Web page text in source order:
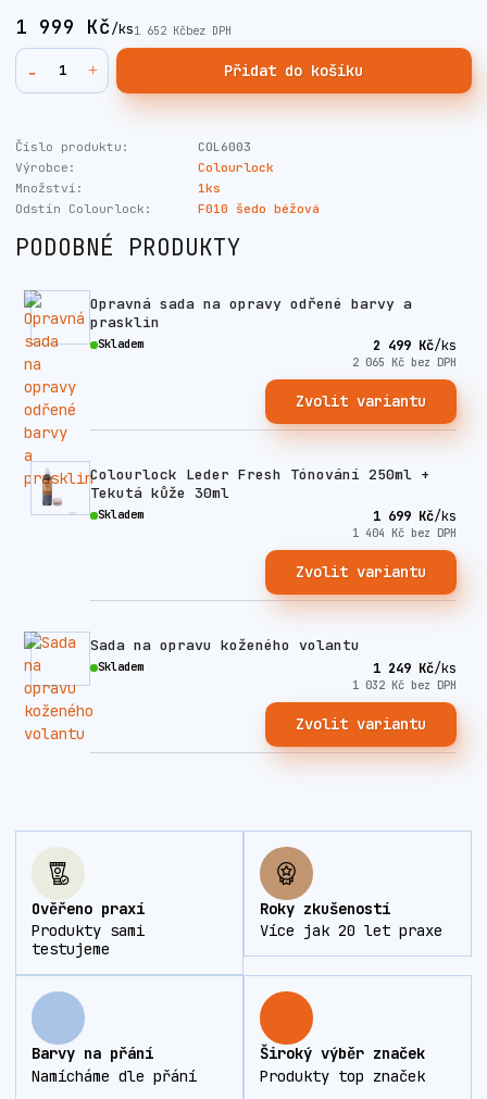
1 999 Kč/ks1 652 Kčbez DPH
Přidat do košíku
Číslo produktu:
COL6003
Výrobce:
Colourlock
Množství:
1ks
Odstín Colourlock:
F010 šedo béžová
PODOBNÉ PRODUKTY
Opravná sada na opravy odřené barvy a
prasklin
2 499 Kč/ks
2 065 Kč bez DPH
Skladem
Zvolit variantu
Colourlock Leder Fresh Tónování 250ml +
Tekutá kůže 30ml
1 699 Kč/ks
1 404 Kč bez DPH
Skladem
Zvolit variantu
Sada na opravu koženého volantu
1 249 Kč/ks
1 032 Kč bez DPH
Skladem
Zvolit variantu
Ověřeno praxí
Produkty sami
testujeme
Roky zkušeností
Více jak 20 let praxe
Barvy na přání
Namícháme dle přání
Široký výběr značek
Produkty top značek